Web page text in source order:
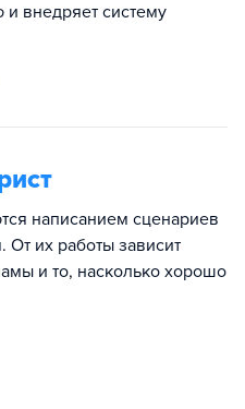
и внедряет систему
написанием сценариев
их работы зависит
и то, насколько хорошо